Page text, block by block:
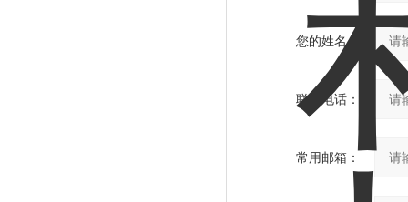
您的姓名：
联系电话：
常用邮箱：